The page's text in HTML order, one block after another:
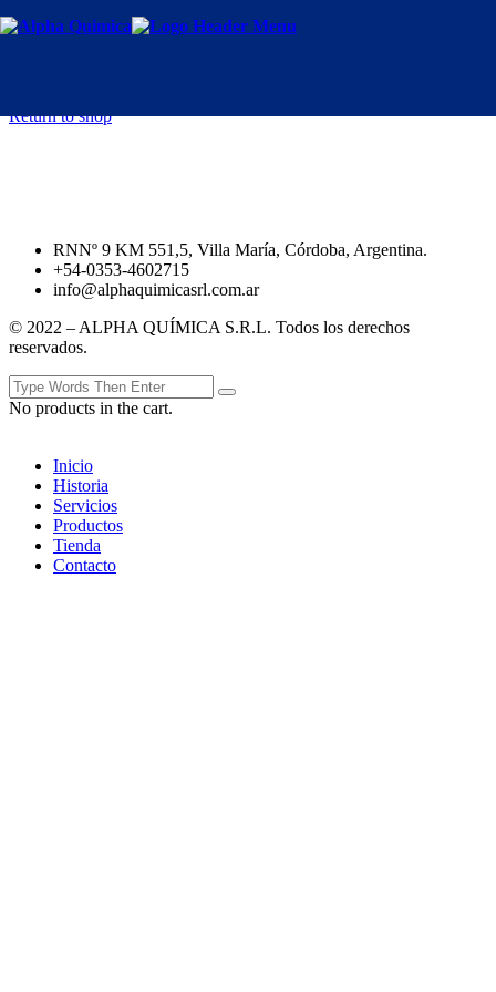
Home
Productos
Return to shop
RNNº 9 KM 551,5, Villa María, Córdoba, Argentina.
+54-0353-4602715
info@alphaquimicasrl.com.ar
© 2022 – ALPHA QUÍMICA S.R.L. Todos los derechos
reservados.
No products in the cart.
Inicio
Historia
Servicios
Productos
Tienda
Contacto